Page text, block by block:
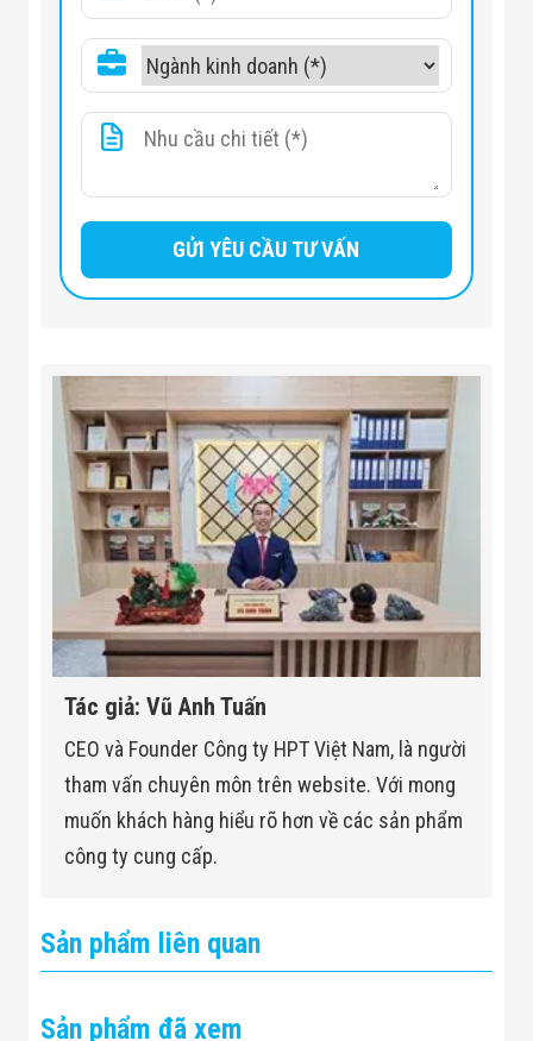
Tác giả: Vũ Anh Tuấn
CEO và Founder Công ty HPT Việt Nam, là người
tham vấn chuyên môn trên website. Với mong
muốn khách hàng hiểu rõ hơn về các sản phẩm
công ty cung cấp.
Sản phẩm liên quan
Sản phẩm đã xem